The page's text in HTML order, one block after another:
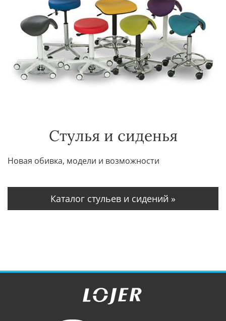
Стулья и сиденья
Новая обивка, модели и возможности
Каталог стульев и сидений »